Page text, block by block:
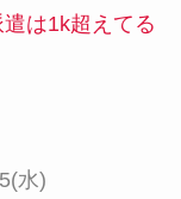
は1k超えてる
水)